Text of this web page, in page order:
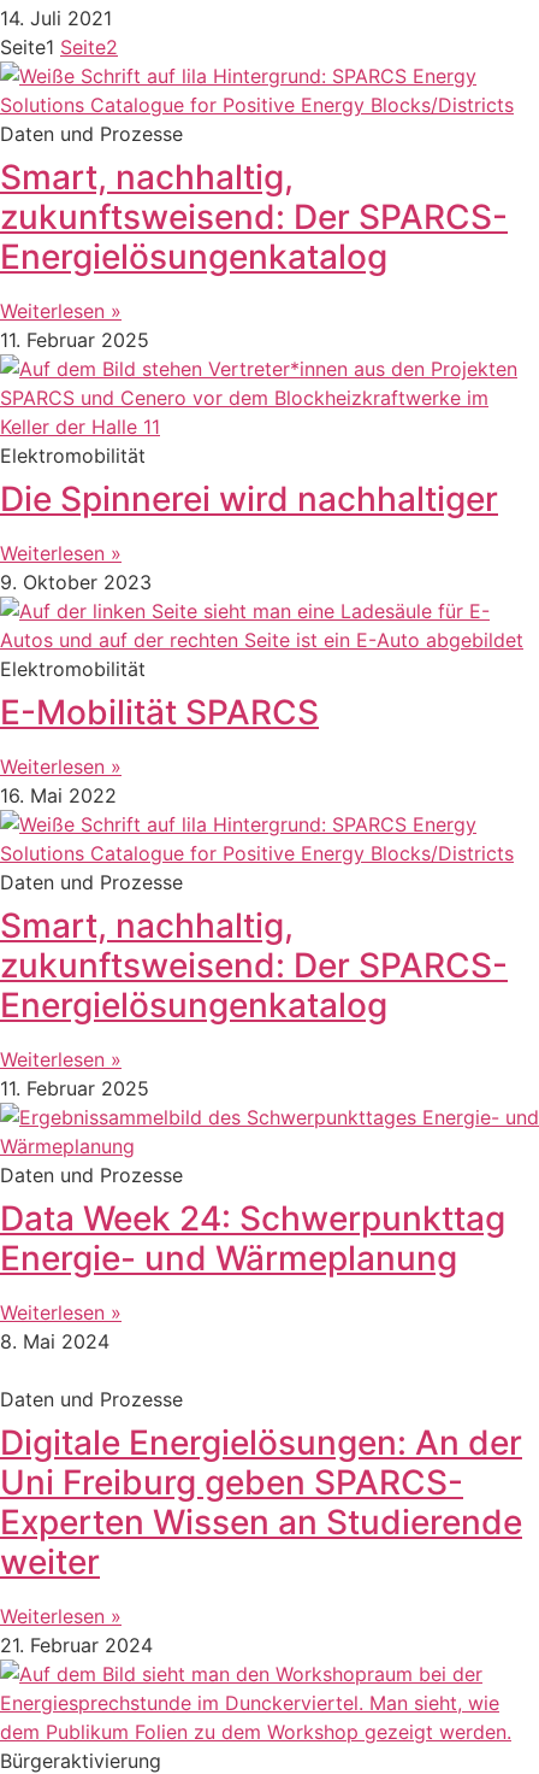
14. Juli 2021
Seite1 Seite2
Daten und Prozesse
Smart, nachhaltig,
zukunftsweisend: Der SPARCS-
Energielösungenkatalog
Weiterlesen »
11. Februar 2025
Elektromobilität
Die Spinnerei wird nachhaltiger
Weiterlesen »
9. Oktober 2023
Elektromobilität
E-Mobilität SPARCS
Weiterlesen »
16. Mai 2022
Daten und Prozesse
Smart, nachhaltig,
zukunftsweisend: Der SPARCS-
Energielösungenkatalog
Weiterlesen »
11. Februar 2025
Daten und Prozesse
Data Week 24: Schwerpunkttag
Energie- und Wärmeplanung
Weiterlesen »
8. Mai 2024
Daten und Prozesse
Digitale Energielösungen: An der
Uni Freiburg geben SPARCS-
Experten Wissen an Studierende
weiter
Weiterlesen »
21. Februar 2024
Bürgeraktivierung